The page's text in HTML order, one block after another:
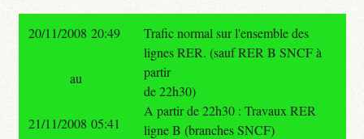
20/11/2008 20:49
Trafic normal sur l'ensemble des
lignes RER. (sauf RER B SNCF à
partir
de 22h30)
A partir de 22h30 : Travaux RER
ligne B (branches SNCF)
au
21/11/2008 05:41